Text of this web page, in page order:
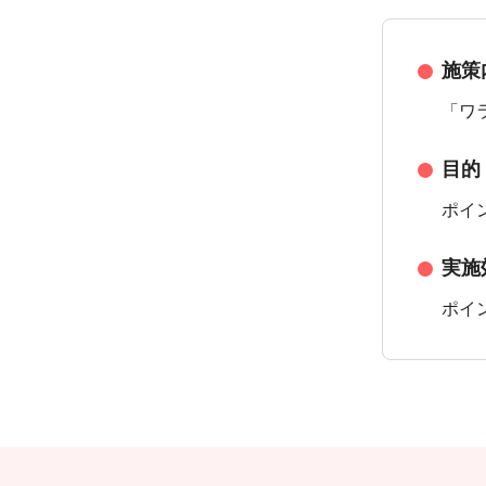
施策
「
目的
ポイ
実施
ポイ